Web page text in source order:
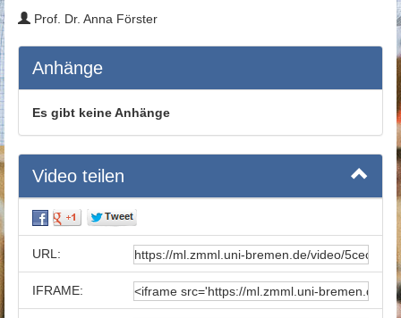
Prof. Dr. Anna Förster
Anhänge
Es gibt keine Anhänge
Video teilen
URL:
IFRAME: